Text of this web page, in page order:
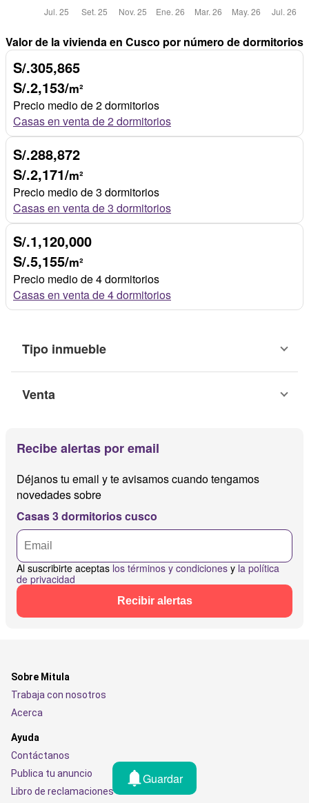
Valor de la vivienda en Cusco por número de dormitorios
S/.305,865
S/.2,153/m²
Precio medio de 2 dormitorios
Casas en venta de 2 dormitorios
S/.288,872
S/.2,171/m²
Precio medio de 3 dormitorios
Casas en venta de 3 dormitorios
S/.1,120,000
S/.5,155/m²
Precio medio de 4 dormitorios
Casas en venta de 4 dormitorios
Tipo inmueble
Venta
Recibe alertas por email
Déjanos tu email y te avisamos cuando tengamos
novedades sobre
Casas 3 dormitorios cusco
Al suscribirte aceptas los términos y condiciones y la política
de privacidad
Recibir alertas
Guardar
Sobre Mitula
Trabaja con nosotros
Acerca
Ayuda
Contáctanos
Publica tu anuncio
Libro de reclamaciones